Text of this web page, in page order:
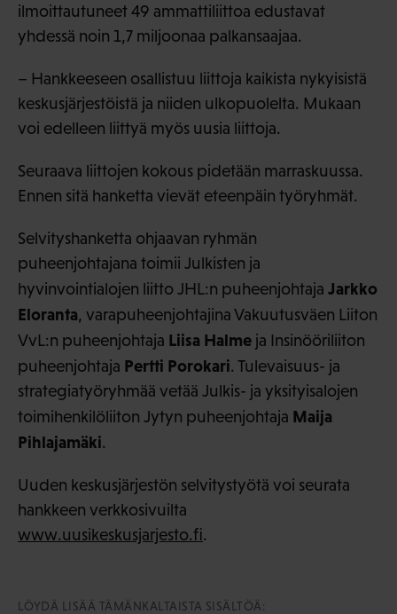
ilmoittautuneet 49 ammattiliittoa edustavat
yhdessä noin 1,7 miljoonaa palkansaajaa.
– Hankkeeseen osallistuu liittoja kaikista nykyisistä
keskusjärjestöistä ja niiden ulkopuolelta. Mukaan
voi edelleen liittyä myös uusia liittoja.
Seuraava liittojen kokous pidetään marraskuussa.
Ennen sitä hanketta vievät eteenpäin työryhmät.
Selvityshanketta ohjaavan ryhmän
puheenjohtajana toimii Julkisten ja
hyvinvointialojen liitto JHL:n puheenjohtaja Jarkko
Eloranta, varapuheenjohtajina Vakuutusväen Liiton
VvL:n puheenjohtaja Liisa Halme ja Insinööriliiton
puheenjohtaja Pertti Porokari. Tulevaisuus- ja
strategiatyöryhmää vetää Julkis- ja yksityisalojen
toimihenkilöliiton Jytyn puheenjohtaja Maija
Pihlajamäki.
Uuden keskusjärjestön selvitystyötä voi seurata
hankkeen verkkosivuilta
www.uusikeskusjarjesto.fi.
LÖYDÄ LISÄÄ TÄMÄNKALTAISTA SISÄLTÖÄ: